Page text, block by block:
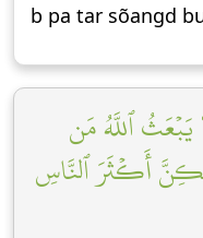
b pa tar sõangd
يَبۡعَثُ ٱللَّهُ مَن
أَكۡثَرَ ٱلنَّاسِ